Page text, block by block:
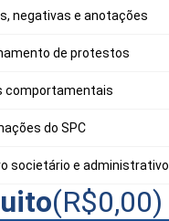
negativas e anotações
de protestos
comportamentais
do SPC
societário e administrativo
(R$0,00)